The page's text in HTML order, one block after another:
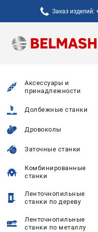
Заказ изделий:
Аксессуары и
принадлежности
Долбежные станки
Дровоколы
Заточные станки
Комбинированные
станки
Ленточнопильные
станки по дереву
Ленточнопильные
станки по металлу